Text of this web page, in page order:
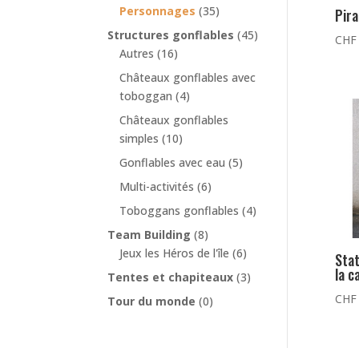
Personnages (35)
Structures gonflables (45)
Autres (16)
Châteaux gonflables avec
toboggan (4)
Châteaux gonflables
simples (10)
Gonflables avec eau (5)
Multi-activités (6)
Toboggans gonflables (4)
Team Building (8)
Jeux les Héros de l'île (6)
Tentes et chapiteaux (3)
Tour du monde (0)
CHF
la
CHF